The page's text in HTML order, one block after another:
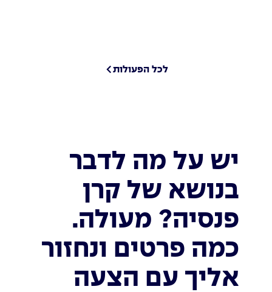
לכל הפעולות
יש על מה לדבר
בנושא של קרן
פנסיה? מעולה.
כמה פרטים ונחזור
אליך עם הצעה